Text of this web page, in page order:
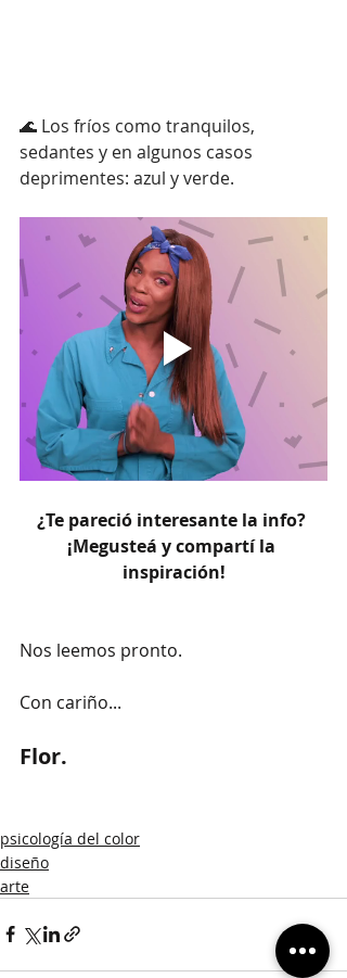
🌊 Los fríos como tranquilos,
sedantes y en algunos casos
deprimentes: azul y verde.⁠
¿Te pareció interesante la info?
¡Megusteá y compartí la
inspiración!
Nos leemos pronto.
Con cariño...
Flor.
psicología del color
diseño
arte